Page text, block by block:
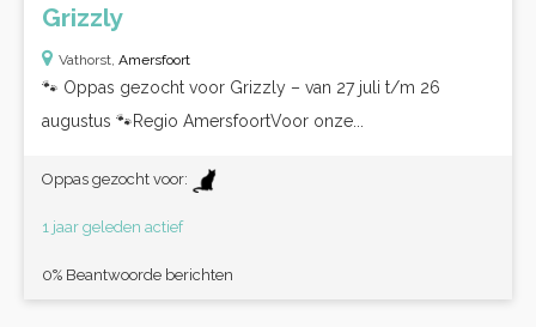
Grizzly
Vathorst, Amersfoort
🐾 Oppas gezocht voor Grizzly – van 27 juli t/m 26
augustus 🐾Regio AmersfoortVoor onze...
Oppas gezocht voor:
1 jaar geleden actief
0% Beantwoorde berichten